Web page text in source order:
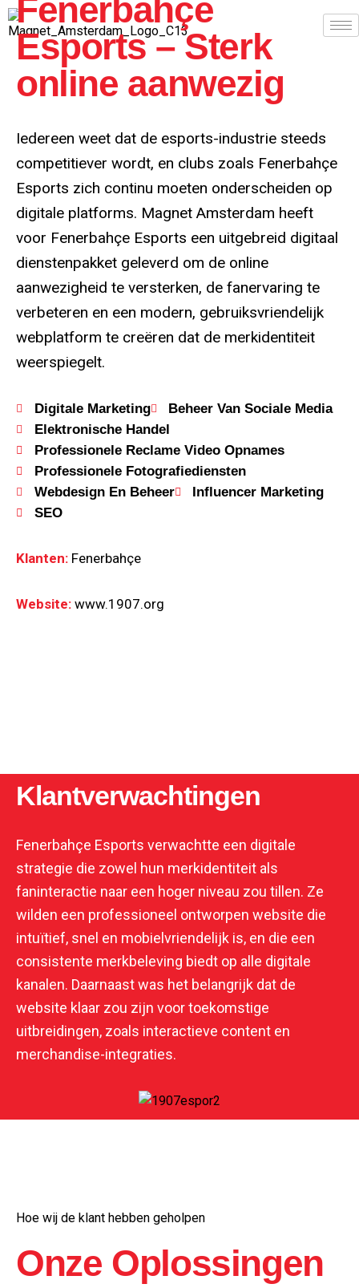
Fenerbahçe
Esports – Sterk
online aanwezig
Iedereen weet dat de esports-industrie steeds
competitiever wordt, en clubs zoals Fenerbahçe
Esports zich continu moeten onderscheiden op
digitale platforms. Magnet Amsterdam heeft
voor Fenerbahçe Esports een uitgebreid digitaal
dienstenpakket geleverd om de online
aanwezigheid te versterken, de fanervaring te
verbeteren en een modern, gebruiksvriendelijk
webplatform te creëren dat de merkidentiteit
weerspiegelt.
Digitale Marketing
Beheer Van Sociale Media
Elektronische Handel
Professionele Reclame Video Opnames
Professionele Fotografiediensten
Webdesign En Beheer
Influencer Marketing
SEO
Klanten: Fenerbahçe
Website: www.1907.org
Klantverwachtingen
Fenerbahçe Esports verwachtte een digitale
strategie die zowel hun merkidentiteit als
faninteractie naar een hoger niveau zou tillen. Ze
wilden een professioneel ontworpen website die
intuïtief, snel en mobielvriendelijk is, en die een
consistente merkbeleving biedt op alle digitale
kanalen. Daarnaast was het belangrijk dat de
website klaar zou zijn voor toekomstige
uitbreidingen, zoals interactieve content en
merchandise-integraties.
Hoe wij de klant hebben geholpen
Onze Oplossingen